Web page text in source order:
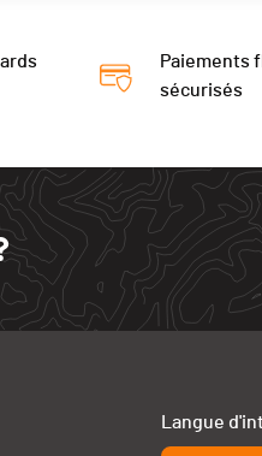
Paiements
sécurisés
Langue